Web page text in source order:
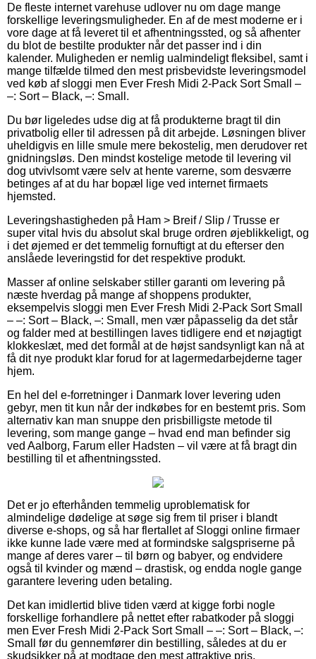
De fleste internet varehuse udlover nu om dage mange
forskellige leveringsmuligheder. En af de mest moderne er i
vore dage at få leveret til et afhentningssted, og så afhenter
du blot de bestilte produkter når det passer ind i din
kalender. Muligheden er nemlig ualmindeligt fleksibel, samt i
mange tilfælde tilmed den mest prisbevidste leveringsmodel
ved køb af sloggi men Ever Fresh Midi 2-Pack Sort Small –
–: Sort – Black, –: Small.
Du bør ligeledes udse dig at få produkterne bragt til din
privatbolig eller til adressen på dit arbejde. Løsningen bliver
uheldigvis en lille smule mere bekostelig, men derudover ret
gnidningsløs. Den mindst kostelige metode til levering vil
dog utvivlsomt være selv at hente varerne, som desværre
betinges af at du har bopæl lige ved internet firmaets
hjemsted.
Leveringshastigheden på Ham > Breif / Slip / Trusse er
super vital hvis du absolut skal bruge ordren øjeblikkeligt, og
i det øjemed er det temmelig fornuftigt at du efterser den
anslåede leveringstid for det respektive produkt.
Masser af online selskaber stiller garanti om levering på
næste hverdag på mange af shoppens produkter,
eksempelvis sloggi men Ever Fresh Midi 2-Pack Sort Small
– –: Sort – Black, –: Small, men vær påpasselig da det står
og falder med at bestillingen laves tidligere end et nøjagtigt
klokkeslæt, med det formål at de højst sandsynligt kan nå at
få dit nye produkt klar forud for at lagermedarbejderne tager
hjem.
En hel del e-forretninger i Danmark lover levering uden
gebyr, men tit kun når der indkøbes for en bestemt pris. Som
alternativ kan man snuppe den prisbilligste metode til
levering, som mange gange – hvad end man befinder sig
ved Aalborg, Farum eller Hadsten – vil være at få bragt din
bestilling til et afhentningssted.
Det er jo efterhånden temmelig uproblematisk for
almindelige dødelige at søge sig frem til priser i blandt
diverse e-shops, og så har flertallet af Sloggi online firmaer
ikke kunne lade være med at formindske salgspriserne på
mange af deres varer – til børn og babyer, og endvidere
også til kvinder og mænd – drastisk, og endda nogle gange
garantere levering uden betaling.
Det kan imidlertid blive tiden værd at kigge forbi nogle
forskellige forhandlere på nettet efter rabatkoder på sloggi
men Ever Fresh Midi 2-Pack Sort Small – –: Sort – Black, –:
Small før du gennemfører din bestilling, således at du er
skudsikker på at modtage den mest attraktive pris.